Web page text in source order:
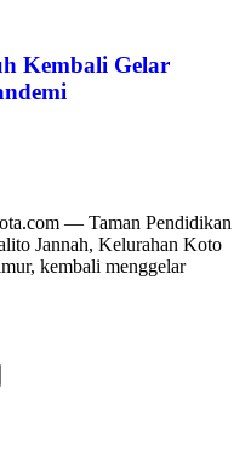
Kembali Gelar
— Taman Pendidikan
Jannah, Kelurahan Koto
kembali menggelar